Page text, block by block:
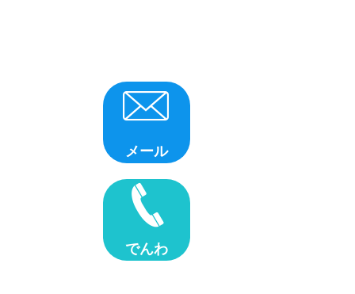
メール
でんわ